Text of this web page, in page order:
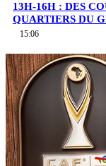
13H-16H : DES
QUARTIERS DU
15:06